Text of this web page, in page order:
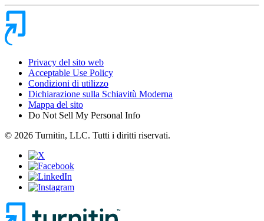
Privacy del sito web
Acceptable Use Policy
Condizioni di utilizzo
Dichiarazione sulla Schiavitù Moderna
Mappa del sito
Do Not Sell My Personal Info
© 2026 Turnitin, LLC. Tutti i diritti riservati.